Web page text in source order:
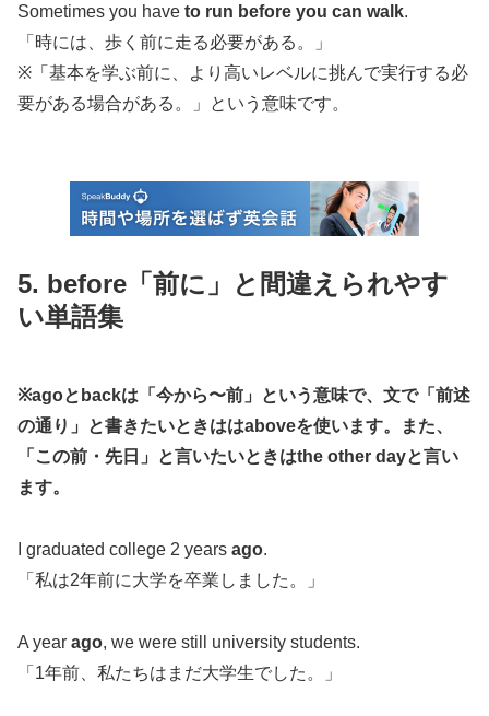
Sometimes you have to run before you can walk.
「時には、歩く前に走る必要がある。」
※「基本を学ぶ前に、より高いレベルに挑んで実行する必
要がある場合がある。」という意味です。
5. before「前に」と間違えられやす
い単語集
※agoとbackは「今から〜前」という意味で、文で「前述
の通り」と書きたいときははaboveを使います。また、
「この前・先日」と言いたいときはthe other dayと言い
ます。
I graduated college 2 years ago.
「私は2年前に大学を卒業しました。」
A year ago, we were still university students.
「1年前、私たちはまだ大学生でした。」